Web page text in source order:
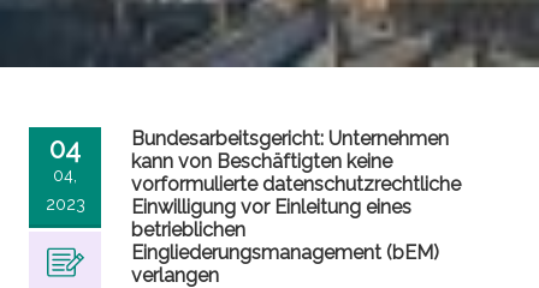
04
04,
2023
Bundesarbeitsgericht: Unternehmen
kann von Beschäftigten keine
vorformulierte datenschutzrechtliche
Einwilligung vor Einleitung eines
betrieblichen
Eingliederungsmanagement (bEM)
verlangen